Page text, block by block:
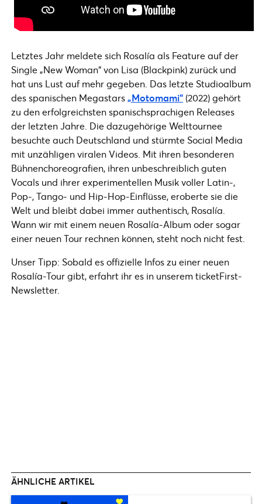
Letztes Jahr meldete sich Rosalía als Feature auf der
Single „New Woman“ von Lisa (Blackpink) zurück und
hat uns Lust auf mehr gegeben. Das letzte Studioalbum
des spanischen Megastars„Motomami“ (2022) gehört
zu den erfolgreichsten spanischsprachigen Releases
der letzten Jahre. Die dazugehörige Welttournee
besuchte auch Deutschland und stürmte Social Media
mit unzähligen viralen Videos. Mit ihren besonderen
Bühnenchoreografien, ihren unbeschreiblich guten
Vocals und ihrer experimentellen Musik voller Latin-,
Pop-, Tango- und Hip-Hop-Einflüsse, eroberte sie die
Welt und bleibt dabei immer authentisch, Rosalía.
Wann wir mit einem neuen Rosalía-Album oder sogar
einer neuen Tour rechnen können, steht noch nicht fest.
Unser Tipp: Sobald es offizielle Infos zu einer neuen
Rosalía-Tour gibt, erfahrt ihr es in unserem ticketFirst-
Newsletter.
ÄHNLICHE ARTIKEL